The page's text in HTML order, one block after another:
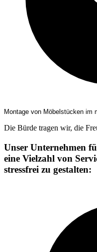
Montage von Möbelstücken im
Die Bürde tragen wir, die
Unser Unternehmen
eine Vielzahl von
stressfrei zu gestalten: